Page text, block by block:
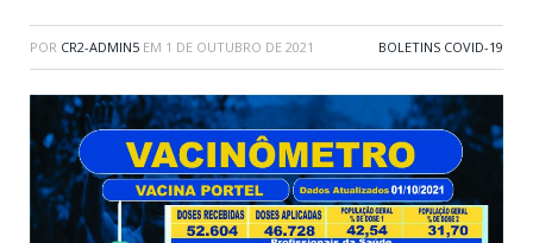
POR CR2-ADMIN5 EM 1 DE OUTUBRO DE 2021 BOLETINS COVID-19